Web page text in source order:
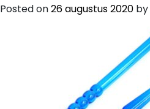
Posted on26 augustus 2020 by